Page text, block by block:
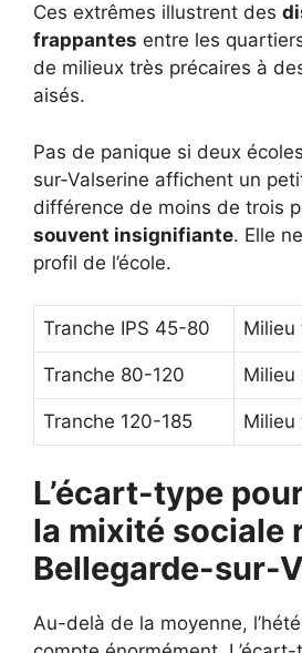
Ces extrêmes illustrent des
frappantes entre les
de milieux très précaires à
aisés.
Pas de panique si deux
sur-Valserine affichent un
différence de moins de trois
souvent insignifiante. Elle
profil de l’école.
Tranche IPS 45-80 Milieu
Tranche 80-120 Milieu
Tranche 120-185 Milieu
L’écart-type
la mixité sociale
Bellegarde-sur-
Au-delà de la moyenne,